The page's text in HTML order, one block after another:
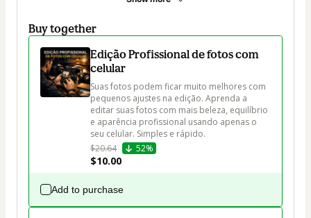
Buy together
Edição Profissional de fotos com
celular
Suas fotos podem ficar muito melhores com
pequenos ajustes na edição. Aprenda a
editar suas fotos com mais beleza, equilíbrio
e aparência profissional usando apenas o
seu celular. Simples e rápido.
$20.64
52%
$10.00
Add to purchase